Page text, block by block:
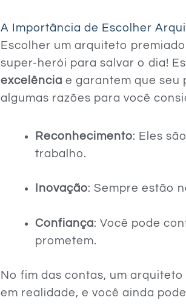
A Importância de Escolher
Escolher um arquiteto
super-herói para salvar o dia!
excelência e garantem que seu
algumas razões para você
Reconhecimento: Eles
trabalho.
Inovação: Sempre estão
Confiança: Você pode
prometem.
No fim das contas, um
em realidade, e você ainda